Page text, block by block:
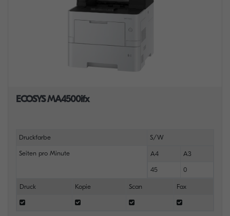
ECOSYS MA4500ifx
Druckfarbe S/W
Seiten pro Minute A4 A3
45 0
Druck Kopie Scan Fax